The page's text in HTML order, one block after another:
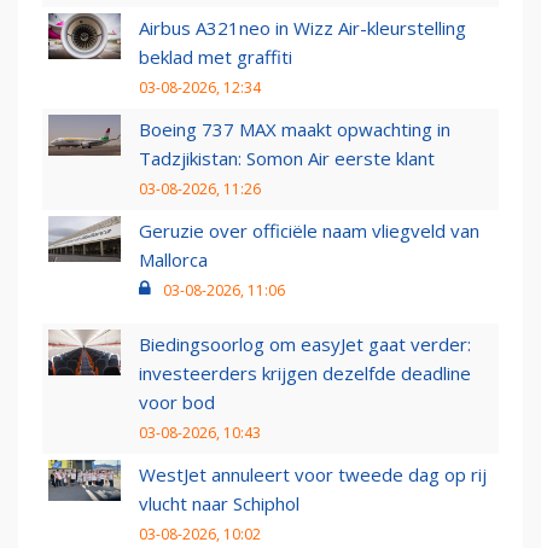
Airbus A321neo in Wizz Air-kleurstelling
beklad met graffiti
03-08-2026, 12:34
Boeing 737 MAX maakt opwachting in
Tadzjikistan: Somon Air eerste klant
03-08-2026, 11:26
Geruzie over officiële naam vliegveld van
Mallorca
03-08-2026, 11:06
Biedingsoorlog om easyJet gaat verder:
investeerders krijgen dezelfde deadline
voor bod
03-08-2026, 10:43
WestJet annuleert voor tweede dag op rij
vlucht naar Schiphol
03-08-2026, 10:02